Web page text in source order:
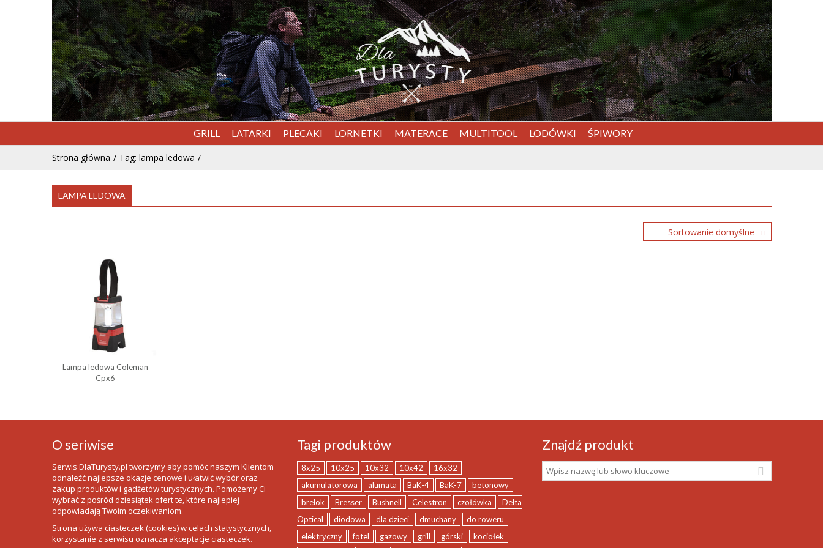
GRILL LATARKI PLECAKI LORNETKI MATERACE MULTITOOL LODÓWKI ŚPIWORY
Strona główna Tag: lampa ledowa
LAMPA LEDOWA
Sortowanie domyślne
Lampa ledowa Coleman
Cpx6
O seriwise
Serwis DlaTurysty.pl tworzymy aby pomóc naszym Klientom
odnaleźć najlepsze okazje cenowe i ułatwić wybór oraz
zakup produktów i gadżetów turystycznych. Pomożemy Ci
wybrać z pośród dziesiątek ofert te, które najlepiej
odpowiadają Twoim oczekiwaniom.
Strona używa ciasteczek (cookies) w celach statystycznych,
korzystanie z serwisu oznacza akceptacje ciasteczek.
Tagi produktów
8x25 10x25 10x32 10x42
16x32
akumulatorowa
alumata BaK-4 BaK-7
betonowy
brelok
Bresser Bushnell Celestron czołówka
Delta
Optical
diodowa dla dzieci dmuchany
do roweru
elektryczny
fotel gazowy grill górski kociołek
Znajdź produkt